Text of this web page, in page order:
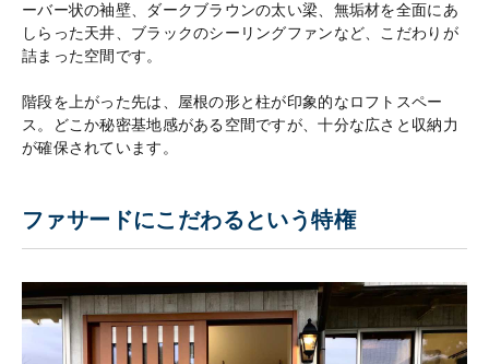
ーバー状の袖壁、ダークブラウンの太い梁、無垢材を全面にあ
しらった天井、ブラックのシーリングファンなど、こだわりが
詰まった空間です。
階段を上がった先は、屋根の形と柱が印象的なロフトスペー
ス。どこか秘密基地感がある空間ですが、十分な広さと収納力
が確保されています。
ファサードにこだわるという特権